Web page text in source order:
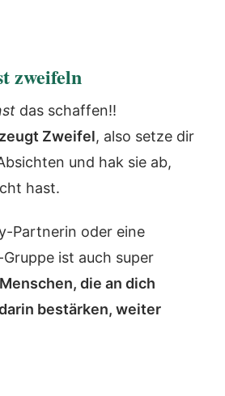
zweifeln
das schaffen!!
Zweifel, also setze dir
und hak sie ab,
hast.
Partnerin oder eine
ist auch super
die an dich
bestärken, weiter